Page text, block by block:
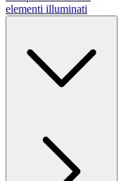
elementi illuminati